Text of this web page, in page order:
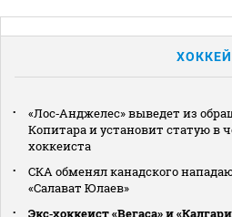
ХОККЕЙ
«Лос‑Анджелес» выведет из
Копитара и установит статую в
хоккеиста
СКА обменял канадского
«Салават Юлаев»
Экс‑хоккеист «Вегаса» и